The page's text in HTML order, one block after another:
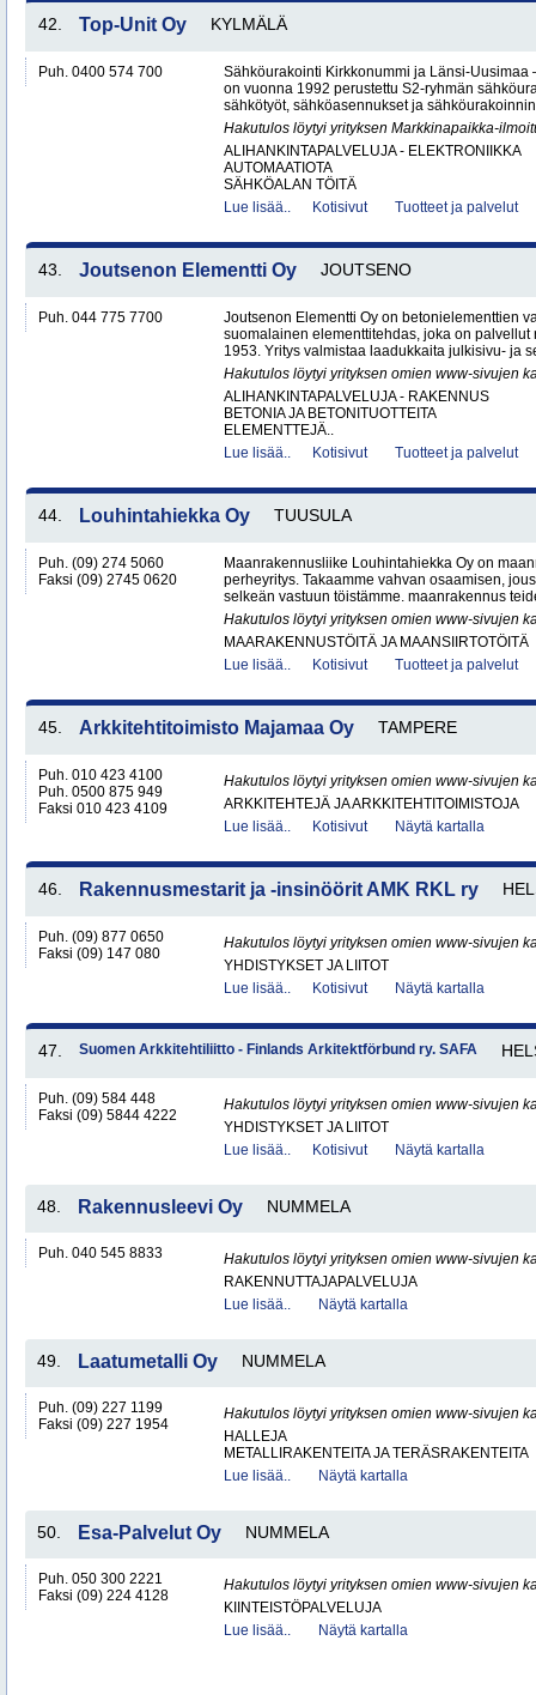
42. Top-Unit Oy KYLMÄLÄ
Puh. 0400 574 700
Sähköurakointi Kirkkonummi ja Länsi-Uusimaa
on vuonna 1992 perustettu S2-ryhmän
sähkötyöt, sähköasennukset ja
Hakutulos löytyi yrityksen Markkinapaikka-
ALIHANKINTAPALVELUJA - ELEKTRONIIKKA
AUTOMAATIOTA
SÄHKÖALAN TÖITÄ
Lue lisää..
Kotisivut Tuotteet ja palvelut
43. Joutsenon Elementti Oy JOUTSENO
Puh. 044 775 7700
Joutsenon Elementti Oy on betonielementtien
suomalainen elementtitehdas, joka on
1953. Yritys valmistaa laadukkaita julkisivu- ja
Hakutulos löytyi yrityksen omien www-sivujen
ALIHANKINTAPALVELUJA - RAKENNUS
BETONIA JA BETONITUOTTEITA
ELEMENTTEJÄ..
Lue lisää..
Kotisivut Tuotteet ja palvelut
44. Louhintahiekka Oy TUUSULA
Puh. (09) 274 5060
Faksi (09) 2745 0620
Maanrakennusliike Louhintahiekka Oy on
perheyritys. Takaamme vahvan osaamisen,
selkeän vastuun töistämme. maanrakennus
Hakutulos löytyi yrityksen omien www-sivujen
MAARAKENNUSTÖITÄ JA MAANSIIRTOTÖITÄ
Lue lisää..
Kotisivut Tuotteet ja palvelut
45. Arkkitehtitoimisto Majamaa Oy TAMPERE
Puh. 010 423 4100
Puh. 0500 875 949
Faksi 010 423 4109
Hakutulos löytyi yrityksen omien www-sivujen
ARKKITEHTEJÄ JA ARKKITEHTITOIMISTOJA
Lue lisää..
Kotisivut Näytä kartalla
46. Rakennusmestarit ja -insinöörit AMK RKL ry
Puh. (09) 877 0650
Faksi (09) 147 080
Hakutulos löytyi yrityksen omien www-sivujen
YHDISTYKSET JA LIITOT
Lue lisää..
Kotisivut Näytä kartalla
47. Suomen Arkkitehtiliitto - Finlands Arkitektförbund ry. SAFA
Puh. (09) 584 448
Faksi (09) 5844 4222
Hakutulos löytyi yrityksen omien www-sivujen
YHDISTYKSET JA LIITOT
Lue lisää..
Kotisivut Näytä kartalla
48. Rakennusleevi Oy NUMMELA
Puh. 040 545 8833
Hakutulos löytyi yrityksen omien www-sivujen
RAKENNUTTAJAPALVELUJA
Lue lisää..
Näytä kartalla
49. Laatumetalli Oy NUMMELA
Puh. (09) 227 1199
Faksi (09) 227 1954
Hakutulos löytyi yrityksen omien www-sivujen
HALLEJA
METALLIRAKENTEITA JA TERÄSRAKENTEITA
Lue lisää..
Näytä kartalla
50. Esa-Palvelut Oy NUMMELA
Puh. 050 300 2221
Faksi (09) 224 4128
Hakutulos löytyi yrityksen omien www-sivujen
KIINTEISTÖPALVELUJA
Lue lisää..
Näytä kartalla